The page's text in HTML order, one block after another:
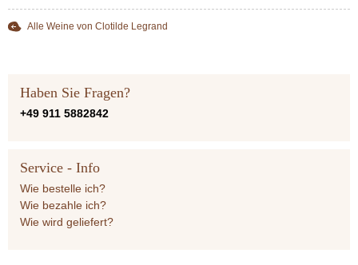
Alle Weine von Clotilde Legrand
Haben Sie Fragen?
+49 911 5882842
Service - Info
Wie bestelle ich?
Wie bezahle ich?
Wie wird geliefert?